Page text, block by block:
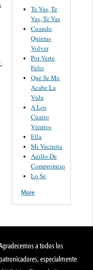
,
Te Vas, Te
Vas, Te Vas
Cuando
Quieras
Volver
Por Verte
Feliz
Que Se Me
Acabe La
Vida
A Los
Cuatro
Vientos
Ella
Mi Vecinita
Anillo De
Compromiso
Lo Se
More
a todos los
especialmente